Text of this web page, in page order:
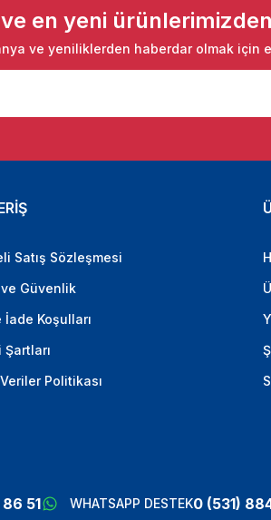
en yeni
ve yeniliklerden haberdar olmak için
Satış Sözleşmesi
Güvenlik
İade Koşulları
Politikası
51 WHATSAPP DESTEK0 (531)